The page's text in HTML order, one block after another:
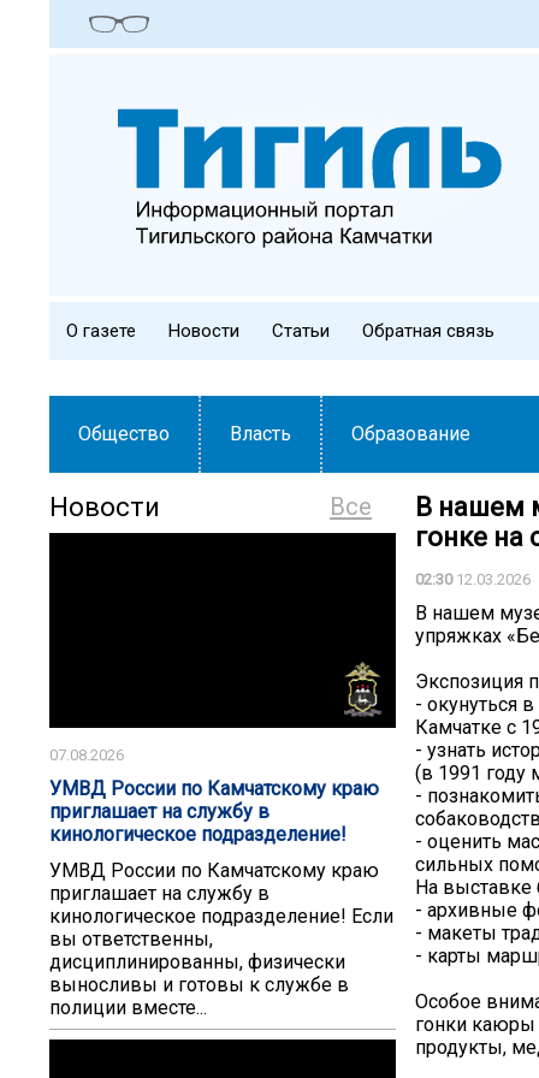
О газете Новости Статьи Обратная связь
Общество Власть Образование
Все
Новости
07.08.2026
УМВД России по Камчатскому краю
приглашает на службу в
кинологическое подразделение!
УМВД России по Камчатскому краю
приглашает на службу в
кинологическое подразделение! Если
вы ответственны,
дисциплинированны, физически
выносливы и готовы к службе в
полиции вместе...
В нашем
гонке на
02:3012.03.2026
В нашем
упряжках
Экспозиция
- окунуться
Камчатке с
- узнать
(в 1991
-
- оценить
сильных
На выставке
- архивные
- макеты
- карты
Особое
гонки каюры
продукты,